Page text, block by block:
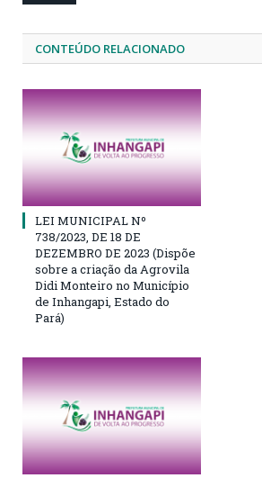
CONTEÚDO RELACIONADO
LEI MUNICIPAL Nº
738/2023, DE 18 DE
DEZEMBRO DE 2023 (Dispõe
sobre a criação da Agrovila
Didi Monteiro no Município
de Inhangapi, Estado do
Pará)